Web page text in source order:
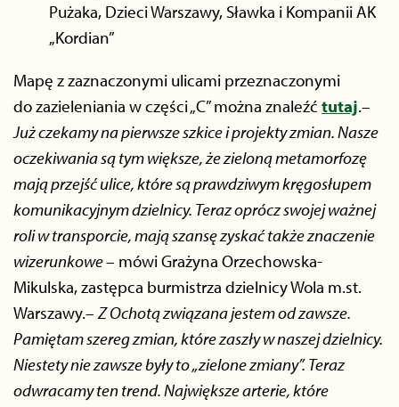
Pużaka, Dzieci Warszawy, Sławka i Kompanii AK
„Kordian”
Mapę z zaznaczonymi ulicami przeznaczonymi
do zazieleniania w części „C” można znaleźć tutaj.–
Już czekamy na pierwsze szkice i projekty zmian. Nasze
oczekiwania są tym większe, że zieloną metamorfozę
mają przejść ulice, które są prawdziwym kręgosłupem
komunikacyjnym dzielnicy. Teraz oprócz swojej ważnej
roli w transporcie, mają szansę zyskać także znaczenie
wizerunkowe– mówi Grażyna Orzechowska-
Mikulska, zastępca burmistrza dzielnicy Wola m.st.
Warszawy.–Z Ochotą związana jestem od zawsze.
Pamiętam szereg zmian, które zaszły w naszej dzielnicy.
Niestety nie zawsze były to „zielone zmiany”. Teraz
odwracamy ten trend. Największe arterie, które